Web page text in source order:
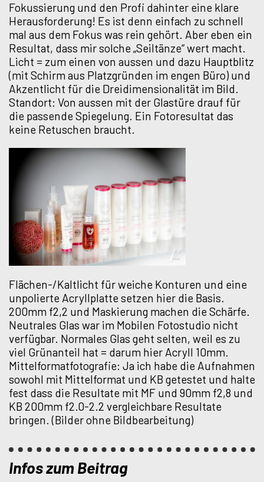
Fokussierung und den Profi dahinter eine klare
Herausforderung! Es ist denn einfach zu schnell
mal aus dem Fokus was rein gehört. Aber eben ein
Resultat, dass mir solche „Seiltänze“ wert macht.
Licht = zum einen von aussen und dazu Hauptblitz
(mit Schirm aus Platzgründen im engen Büro) und
Akzentlicht für die Dreidimensionalität im Bild.
Standort: Von aussen mit der Glastüre drauf für
die passende Spiegelung. Ein Fotoresultat das
keine Retuschen braucht.
Flächen-/Kaltlicht für weiche Konturen und eine
unpolierte Acryllplatte setzen hier die Basis.
200mm f2,2 und Maskierung machen die Schärfe.
Neutrales Glas war im Mobilen Fotostudio nicht
verfügbar. Normales Glas geht selten, weil es zu
viel Grünanteil hat = darum hier Acryll 10mm.
Mittelformatfotografie: Ja ich habe die Aufnahmen
sowohl mit Mittelformat und KB getestet und halte
fest dass die Resultate mit MF und 90mm f2,8 und
KB 200mm f2.0-2.2 vergleichbare Resultate
bringen. (Bilder ohne Bildbearbeitung)
Infos zum Beitrag